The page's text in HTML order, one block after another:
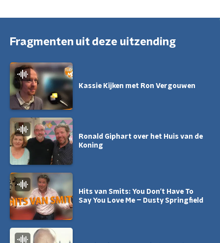
Fragmenten uit deze uitzending
Kassie Kijken met Ron Vergouwen
Ronald Giphart over het Huis van de
Koning
Hits van Smits: You Don't Have To
Say You Love Me – Dusty Springfield